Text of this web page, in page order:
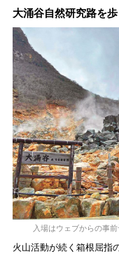
大涌谷自然研究路を歩
入場はウェブからの事
火山活動が続く箱根屈指